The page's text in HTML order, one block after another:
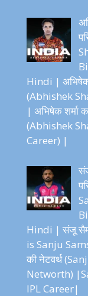
Hindi | अभिषेक
(Abhishek
| अभिषेक शर्मा
(Abhishek
Career) |
Hindi | संजू
is Sanju
की नेटवर्थ
Networth)
IPL Career|